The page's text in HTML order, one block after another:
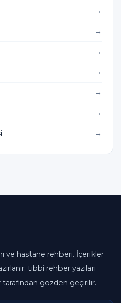
ve hastane rehberi. İçerikler
tıbbi rehber yazıları
gözden geçirilir.